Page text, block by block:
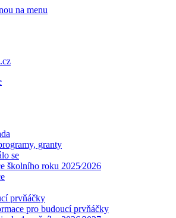
na menu
granty
se
školního roku 2025⁄2026
prvňáčky
pro budoucí prvňáčky